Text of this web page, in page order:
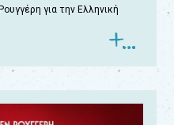
για την Ελληνική